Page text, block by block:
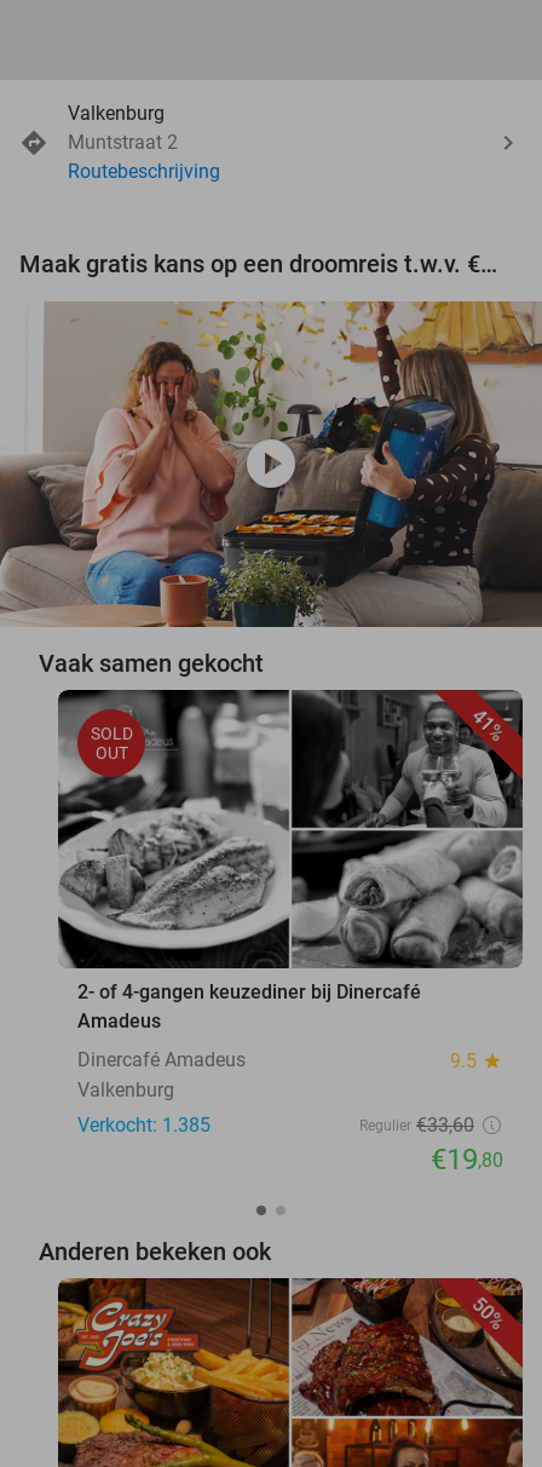
Valkenburg
Muntstraat 2
Routebeschrijving
Maak gratis kans op een droomreis t.w.v. €3.000!
play_circle
Vaak samen gekocht
41%
SOLD
OUT
2- of 4-gangen keuzediner bij Dinercafé
Amadeus
Dinercafé Amadeus
9.5 star
Valkenburg
Verkocht: 1.385
Regulier €33,60
€19,80
Anderen bekeken ook
50%